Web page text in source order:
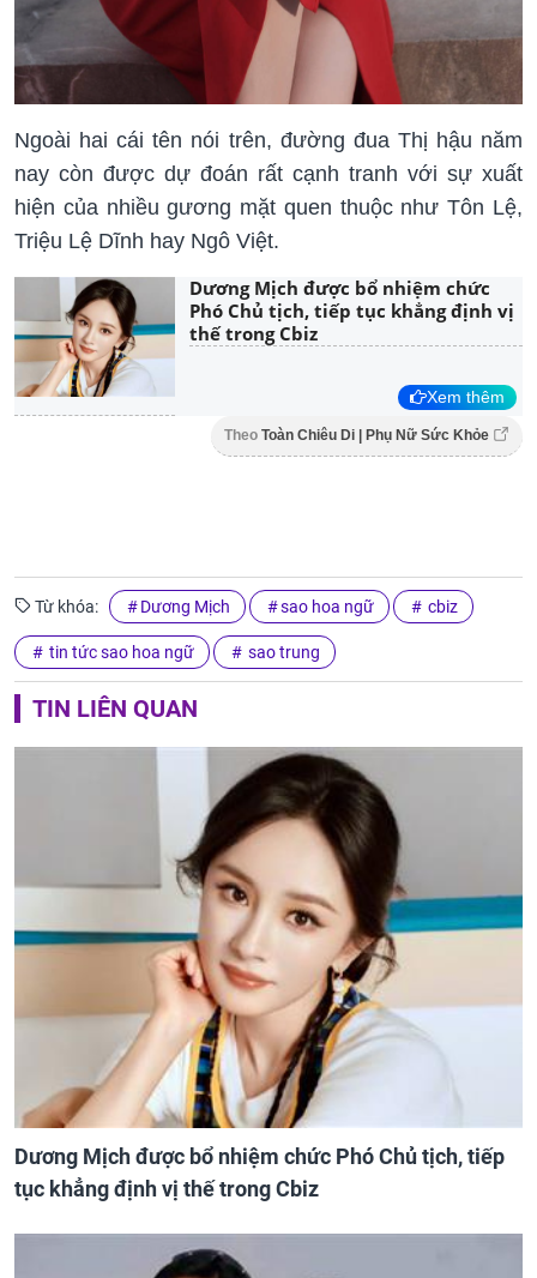
Ngoài hai cái tên nói trên, đường đua Thị hậu năm
nay còn được dự đoán rất cạnh tranh với sự xuất
hiện của nhiều gương mặt quen thuộc như Tôn Lệ,
Triệu Lệ Dĩnh hay Ngô Việt.
Dương Mịch được bổ nhiệm chức
Phó Chủ tịch, tiếp tục khẳng định vị
thế trong Cbiz
Xem thêm
Theo Toàn Chiêu Di | Phụ Nữ Sức Khỏe
Từ khóa: Dương Mịch sao hoa ngữ cbiz
tin tức sao hoa ngữ sao trung
TIN LIÊN QUAN
Dương Mịch được bổ nhiệm chức Phó Chủ tịch, tiếp
tục khẳng định vị thế trong Cbiz